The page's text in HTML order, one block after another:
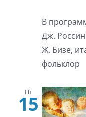
В
Дж.
Ж. Бизе,
фольклор
Пт
15